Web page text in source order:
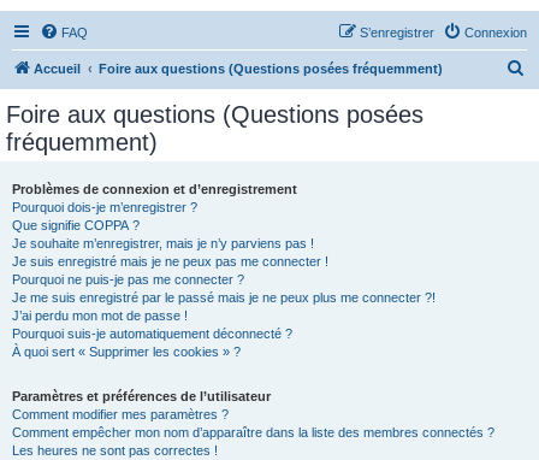
FAQ Connexion
S’enregistrer
Accueil Foire aux questions (Questions posées fréquemment)
Foire aux questions (Questions posées
fréquemment)
Problèmes de connexion et d’enregistrement
Pourquoi dois-je m’enregistrer ?
Que signifie COPPA ?
Je souhaite m’enregistrer, mais je n’y parviens pas !
Je suis enregistré mais je ne peux pas me connecter !
Pourquoi ne puis-je pas me connecter ?
Je me suis enregistré par le passé mais je ne peux plus me connecter ?!
J’ai perdu mon mot de passe !
Pourquoi suis-je automatiquement déconnecté ?
À quoi sert « Supprimer les cookies » ?
Paramètres et préférences de l’utilisateur
Comment modifier mes paramètres ?
Comment empêcher mon nom d’apparaître dans la liste des membres connectés ?
Les heures ne sont pas correctes !